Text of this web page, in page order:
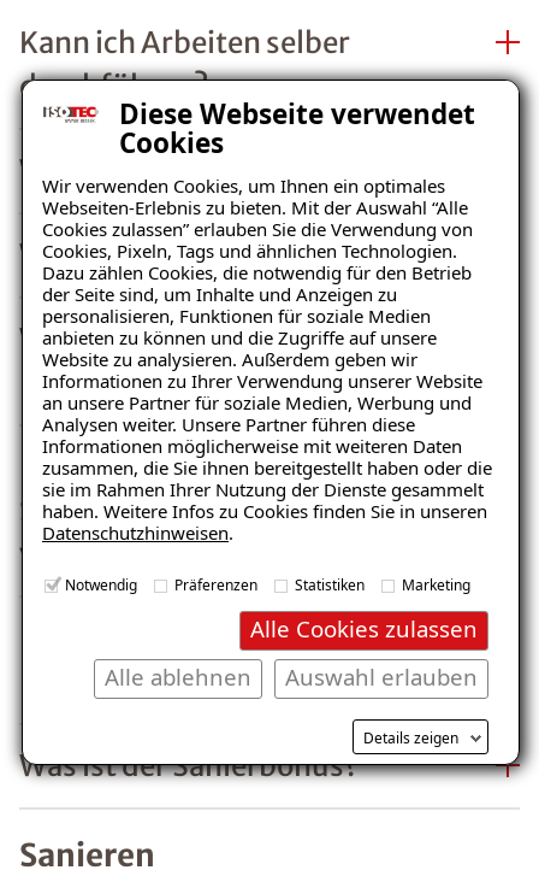
Diese Webseite verwendet
Cookies
Wir verwenden Cookies, um Ihnen ein optimales
Webseiten-Erlebnis zu bieten. Mit der Auswahl “Alle
Cookies zulassen” erlauben Sie die Verwendung von
Cookies, Pixeln, Tags und ähnlichen Technologien.
Dazu zählen Cookies, die notwendig für den Betrieb
der Seite sind, um Inhalte und Anzeigen zu
personalisieren, Funktionen für soziale Medien
anbieten zu können und die Zugriffe auf unsere
Website zu analysieren. Außerdem geben wir
Informationen zu Ihrer Verwendung unserer Website
an unsere Partner für soziale Medien, Werbung und
Analysen weiter. Unsere Partner führen diese
Informationen möglicherweise mit weiteren Daten
zusammen, die Sie ihnen bereitgestellt haben oder die
sie im Rahmen Ihrer Nutzung der Dienste gesammelt
haben. Weitere Infos zu Cookies finden Sie in unseren
Datenschutzhinweisen.
Notwendig Präferenzen Statistiken Marketing
Alle Cookies zulassen
Auswahl erlauben
Alle ablehnen
Details zeigen
Kann ich Arbeiten selber
durchführen?
Wer plant die Sanierung?
Wie lange planen Sie?
Was verstehen Sie unter
Planen?
Kann die Versicherung das
Sanierungsunternehmen
vorschreiben?
Fallen Ihre Sanierungen in ein
KfW-Förderprogramm?
Was ist der Sanierbonus?
Sanieren